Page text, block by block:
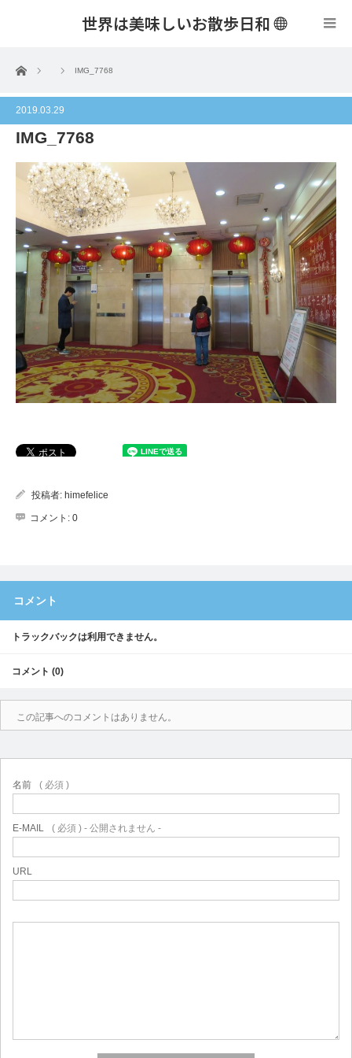
世界は美味しいお散歩日和
ホーム IMG_7768
2019.03.29
IMG_7768
投稿者: himefelice
コメント: 0
コメント
トラックバックは利用できません。
コメント (0)
この記事へのコメントはありません。
名前 ( 必須 )
E-MAIL ( 必須 ) - 公開されません -
URL